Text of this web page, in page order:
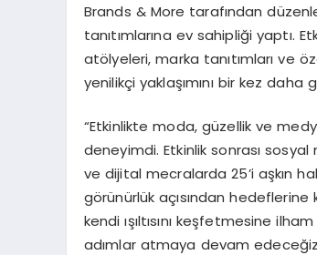
Brands & More tarafından
tanıtımlarına ev sahipliği yaptı.
atölyeleri, marka tanıtımları ve
yenilikçi yaklaşımını bir kez daha
“Etkinlikte moda, güzellik ve
deneyimdi. Etkinlik sonrası
ve dijital mecralarda 25’i aşkın
görünürlük açısından
kendi ışıltısını keşfetmesine
adımlar atmaya devam